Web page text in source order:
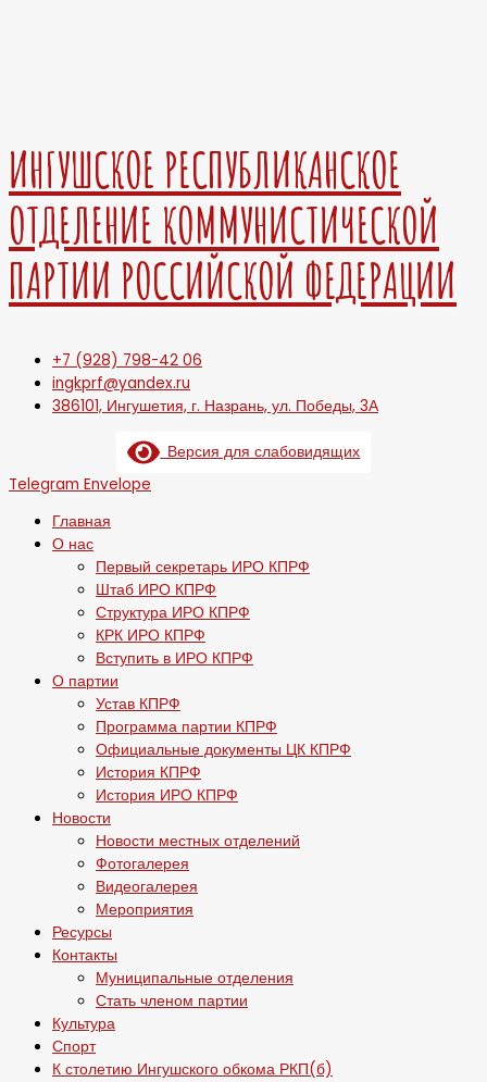
ИНГУШСКОЕ РЕСПУБЛИКАНСКОЕ
ОТДЕЛЕНИЕ КОММУНИСТИЧЕСКОЙ
ПАРТИИ РОССИЙСКОЙ ФЕДЕРАЦИИ
+7 (928) 798-42 06
ingkprf@yandex.ru
386101, Ингушетия, г. Назрань, ул. Победы, 3А
Версия для слабовидящих
Telegram Envelope
Главная
О нас
Первый секретарь ИРО КПРФ
Штаб ИРО КПРФ
Структура ИРО КПРФ
КРК ИРО КПРФ
Вступить в ИРО КПРФ
О партии
Устав КПРФ
Программа партии КПРФ
Официальные документы ЦК КПРФ
История КПРФ
История ИРО КПРФ
Новости
Новости местных отделений
Фотогалерея
Видеогалерея
Мероприятия
Ресурсы
Контакты
Муниципальные отделения
Стать членом партии
Культура
Спорт
К столетию Ингушского обкома РКП(б)